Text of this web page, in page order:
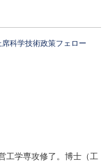
科学技術政策フェロー
工学専攻修了。博士（工